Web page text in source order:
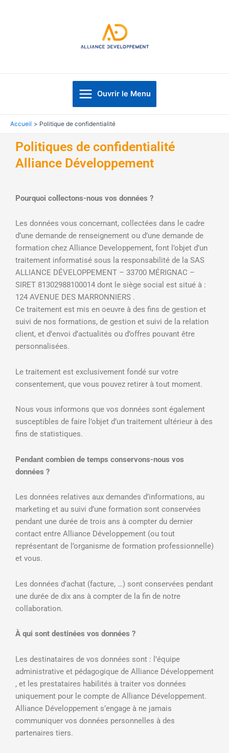
Main
Menu
Ouvrir le Menu
Accueil Politique de confidentialité
Politiques de confidentialité
Alliance Développement
Pourquoi collectons-nous vos données ?
Les données vous concernant, collectées dans le cadre
d’une demande de renseignement ou d’une demande de
formation chez Alliance Developpement, font l’objet d’un
traitement informatisé sous la responsabilité de la SAS
ALLIANCE DÉVELOPPEMENT – 33700 MÉRIGNAC –
SIRET 81302988100014 dont le siège social est situé à :
124 AVENUE DES MARRONNIERS .
Ce traitement est mis en oeuvre à des fins de gestion et
suivi de nos formations, de gestion et suivi de la relation
client, et d’envoi d’actualités ou d’offres pouvant être
personnalisées.
Le traitement est exclusivement fondé sur votre
consentement, que vous pouvez retirer à tout moment.
Nous vous informons que vos données sont également
susceptibles de faire l’objet d’un traitement ultérieur à des
fins de statistiques.
Pendant combien de temps conservons-nous vos
données ?
Les données relatives aux demandes d’informations, au
marketing et au suivi d’une formation sont conservées
pendant une durée de trois ans à compter du dernier
contact entre Alliance Développement (ou tout
représentant de l’organisme de formation professionnelle)
et vous.
Les données d’achat (facture, …) sont conservées pendant
une durée de dix ans à compter de la fin de notre
collaboration.
À qui sont destinées vos données ?
Les destinataires de vos données sont : l’équipe
administrative et pédagogique de Alliance Développement
, et les prestataires habilités à traiter vos données
uniquement pour le compte de Alliance Développement.
Alliance Développement s’engage à ne jamais
communiquer vos données personnelles à des
partenaires tiers.